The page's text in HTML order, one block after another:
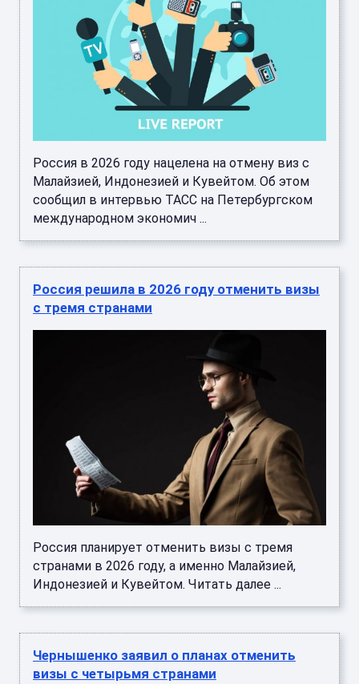
Россия в 2026 году нацелена на отмену виз с
Малайзией, Индонезией и Кувейтом. Об этом
сообщил в интервью ТАСС на Петербургском
международном экономич ...
Россия решила в 2026 году отменить визы
с тремя странами
Россия планирует отменить визы с тремя
странами в 2026 году, а именно Малайзией,
Индонезией и Кувейтом. Читать далее ...
Чернышенко заявил о планах отменить
визы с четырьмя странами